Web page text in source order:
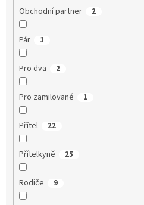
Obchodní partner 2
Pár 1
Pro dva 2
Pro zamilované 1
Přítel 22
Přítelkyně 25
Rodiče 9